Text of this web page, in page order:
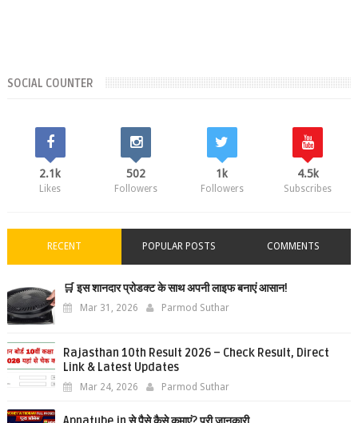
SOCIAL COUNTER
2.1k
Likes
502
Followers
1k
Followers
4.5k
Subscribes
RECENT POPULAR POSTS COMMENTS
🛒 इस शानदार प्रोडक्ट के साथ अपनी लाइफ बनाएं आसान!
Mar 31, 2026 Parmod Suthar
Rajasthan 10th Result 2026 – Check Result, Direct
Link & Latest Updates
Mar 24, 2026 Parmod Suthar